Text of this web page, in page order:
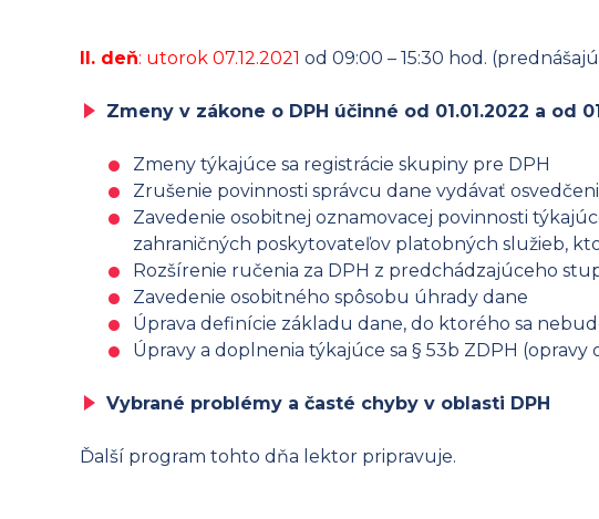
II. deň: utorok 07.12.2021 od 09:00 – 15:30 hod.
Zmeny v zákone o DPH účinné od 01.01.2022 a od
Zmeny týkajúce sa registrácie skupiny pre DPH
Zrušenie povinnosti správcu dane vydávať
Zavedenie osobitnej oznamovacej povinnosti
zahraničných poskytovateľov platobných služieb,
Rozšírenie ručenia za DPH z predchádzajúceho
Zavedenie osobitného spôsobu úhrady dane
Úprava definície základu dane, do ktorého sa
Úpravy a doplnenia týkajúce sa § 53b ZDPH
Vybrané problémy a časté chyby v oblasti DPH
Ďalší program tohto dňa lektor pripravuje.